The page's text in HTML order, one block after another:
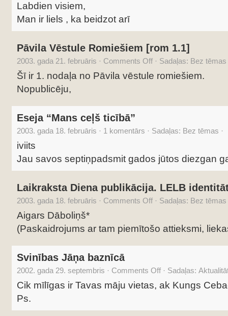
Labdien visiem,
Man ir liels , ka beidzot arī
Pāvila Vēstule Romiešiem [rom 1.1]
2003. gada 21. februāris · Comments Off · Sadaļas: Bez tēmas
Šī ir 1. nodaļa no Pāvila vēstule romiešiem.
Nopublicēju,
Eseja “Mans ceļš ticībā”
2003. gada 18. februāris · 1 komentārs · Sadaļas: Bez tēmas ·
iviits
Jau savos septiņpadsmit gados jūtos diezgan
Laikraksta Diena publikācija. LELB
2003. gada 18. februāris · Comments Off · Sadaļas: Bez tēmas
Aigars Dāboliņš*
(Paskaidrojums ar tam piemītošo attieksmi,
Svinības Jāņa baznīcā
2002. gada 29. septembris · Comments Off · Sadaļas:
Cik mīlīgas ir Tavas māju vietas, ak Kungs
Ps.